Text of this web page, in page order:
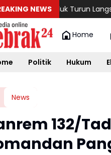
NEWS
Haluk Turun Langsung
Home
Politik Hukum
News
132/